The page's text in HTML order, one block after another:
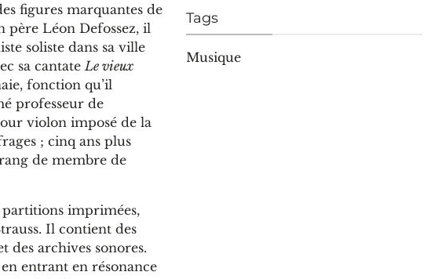
figures marquantes de
père Léon Defossez, il
soliste dans sa ville
sa cantate Le vieux
fonction qu’il
professeur de
violon imposé de la
; cinq ans plus
de membre de
partitions imprimées,
Il contient des
des archives sonores.
entrant en résonance
Tags
Musique